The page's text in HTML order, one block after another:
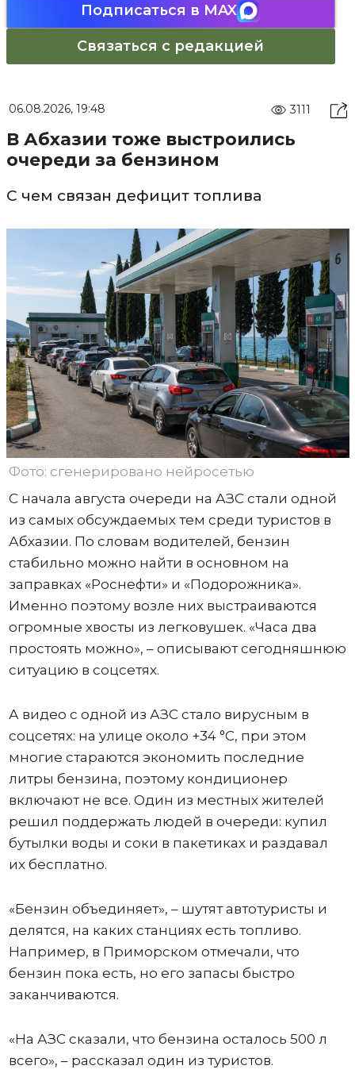
Подписаться в MAX
Связаться с редакцией
06.08.2026, 19:48 3111
В Абхазии тоже выстроились
очереди за бензином
С чем связан дефицит топлива
Фото: сгенерировано нейросетью
С начала августа очереди на АЗС стали одной
из самых обсуждаемых тем среди туристов в
Абхазии. По словам водителей, бензин
стабильно можно найти в основном на
заправках «Роснефти» и «Подорожника».
Именно поэтому возле них выстраиваются
огромные хвосты из легковушек. «Часа два
простоять можно», – описывают сегодняшнюю
ситуацию в соцсетях.
А видео с одной из АЗС стало вирусным в
соцсетях: на улице около +34 °C, при этом
многие стараются экономить последние
литры бензина, поэтому кондиционер
включают не все. Один из местных жителей
решил поддержать людей в очереди: купил
бутылки воды и соки в пакетиках и раздавал
их бесплатно.
«Бензин объединяет», – шутят автотуристы и
делятся, на каких станциях есть топливо.
Например, в Приморском отмечали, что
бензин пока есть, но его запасы быстро
заканчиваются.
«На АЗС сказали, что бензина осталось 500 л
всего», – рассказал один из туристов.